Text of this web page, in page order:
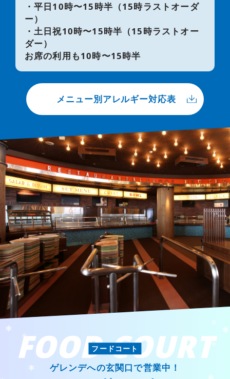
・平日10時〜15時半（15時ラストオーダ
ー）
・土日祝10時〜15時半（15時ラストオー
ダー）
お席の利用も10時〜15時半
メニュー別アレルギー対応表
FOOD COURT
フードコート
ゲレンデへの玄関口で営業中！